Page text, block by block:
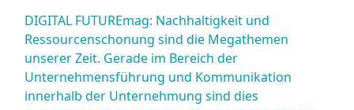
DIGITAL FUTUREmag: Nachhaltigkeit und
Ressourcenschonung sind die Megathemen
unserer Zeit. Gerade im Bereich der
Unternehmensführung und Kommunikation
innerhalb der Unternehmung sind dies